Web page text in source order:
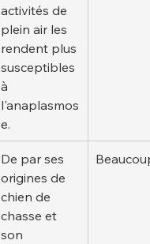
activités de
plein air les
rendent plus
susceptibles
à
l'anaplasmos
e.
De par ses
origines de
chien de
chasse et
son
Beaucoup